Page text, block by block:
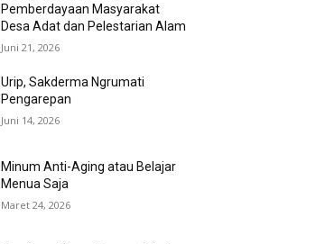
Pemberdayaan Masyarakat
Desa Adat dan Pelestarian Alam
Juni 21, 2026
Urip, Sakderma Ngrumati
Pengarepan
Juni 14, 2026
Minum Anti-Aging atau Belajar
Menua Saja
Maret 24, 2026